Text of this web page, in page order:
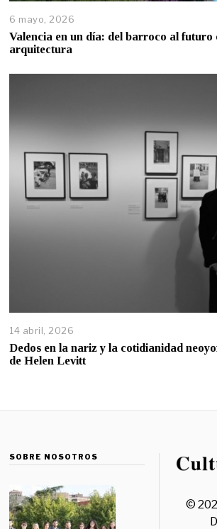
6 mayo, 2026
Valencia en un día: del barroco al futuro
arquitectura
14 abril, 2026
Dedos en la nariz y la cotidianidad
de Helen Levitt
SOBRE NOSOTROS
©